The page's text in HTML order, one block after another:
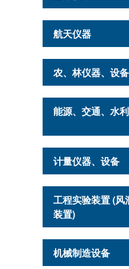
航天仪器
农、林仪器、设备
能源、交通、水
计量仪器、设备
工程实验装置 (风
装置)
机械制造设备